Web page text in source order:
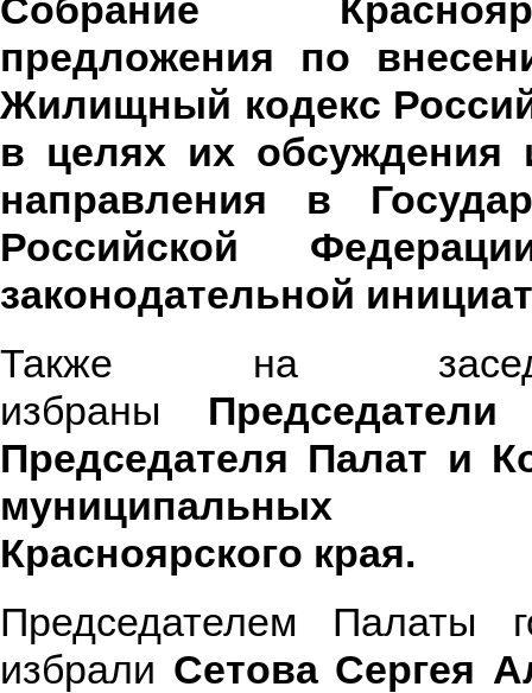
Собрание
предложения по
Жилищный кодекс
в целях их обсуждения
направления в
Российской
законодательной
Также на
избраны
Председателя Палат и
муниципальных
Красноярского края.
Председателем Палаты
избрали Сетова Сергея